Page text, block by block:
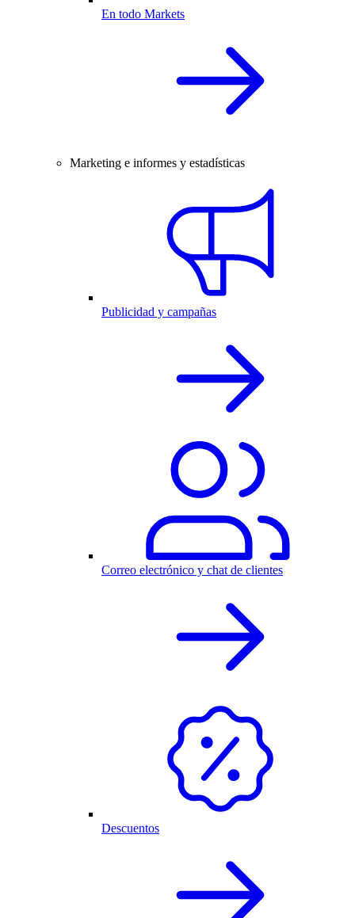
En todo Markets
Marketing e informes y estadísticas
Publicidad y campañas
Correo electrónico y chat de clientes
Descuentos